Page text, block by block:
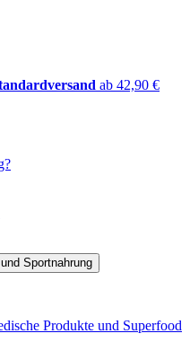
ab 42,90 €
Produkte und Superfood